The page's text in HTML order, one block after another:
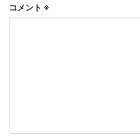
コメント ※